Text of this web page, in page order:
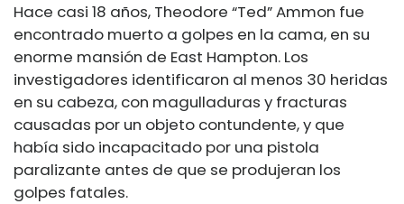
Hace casi 18 años, Theodore “Ted” Ammon fue
encontrado muerto a golpes en la cama, en su
enorme mansión de East Hampton. Los
investigadores identificaron al menos 30 heridas
en su cabeza, con magulladuras y fracturas
causadas por un objeto contundente, y que
había sido incapacitado por una pistola
paralizante antes de que se produjeran los
golpes fatales.